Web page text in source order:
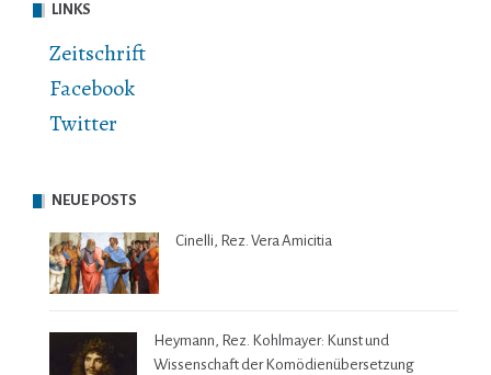
LINKS
Zeitschrift
Facebook
Twitter
NEUE POSTS
Cinelli, Rez. Vera Amicitia
Heymann, Rez. Kohlmayer: Kunst und
Wissenschaft der Komödienübersetzung